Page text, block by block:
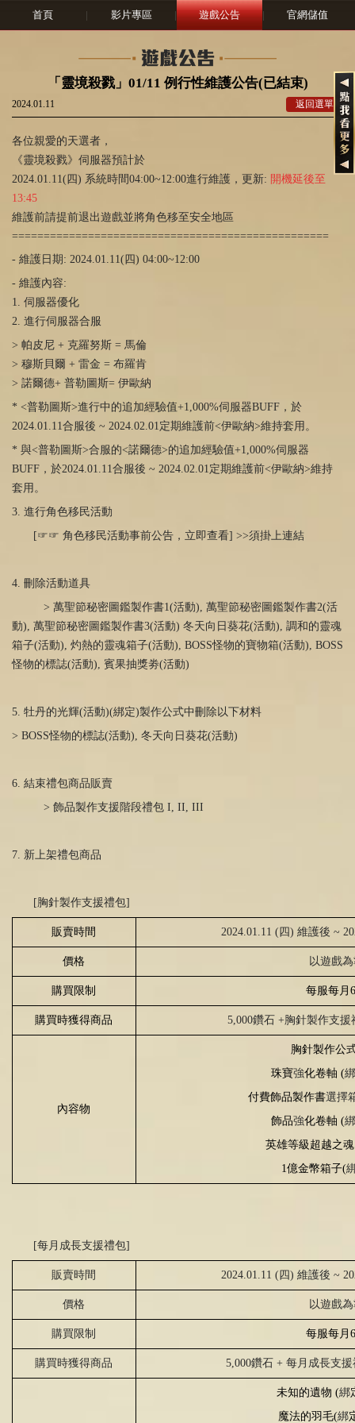
首頁 | 影片專區 | 遊戲公告 | 官網儲值
「靈境殺戮」01/11 例行性維護公告(已結束)
2024.01.11 返回選單
各位親愛的天選者，
《靈境殺戮》伺服器預計於
2024.01.11(四) 系統時間04:00~12:00進行維護，更新: 開機延後至
13:45
維護前請提前退出遊戲並將角色移至安全地區
==================================================
- 維護日期: 2024.01.11(四) 04:00~12:00
- 維護內容:
1. 伺服器優化
2. 進行伺服器合服
> 帕皮尼+ 克羅努斯= 馬倫
> 穆斯貝爾 + 雷金 = 布羅肯
> 諾爾德+ 普勒圖斯= 伊歐納
* <普勒圖斯>進行中的追加經驗值+1,000%伺服器BUFF，於
2024.01.11合服後 ~ 2024.02.01定期維護前<伊歐納>維持套用。
* 與<普勒圖斯>合服的<諾爾德>的追加經驗值+1,000%伺服器
BUFF，於2024.01.11合服後 ~ 2024.02.01定期維護前<伊歐納>維持
套用。
3. 進行角色移民活動
[☞☞ 角色移民活動事前公告，立即查看] >>須掛上連結
4. 刪除活動道具
> 萬聖節秘密圖鑑製作書1(活動), 萬聖節秘密圖鑑製作書2(活
動), 萬聖節秘密圖鑑製作書3(活動) 冬天向日葵花(活動), 調和的靈魂
箱子(活動), 灼熱的靈魂箱子(活動), BOSS怪物的寶物箱(活動), BOSS
怪物的標誌(活動), 賓果抽獎劵(活動)
5. 牡丹的光輝(活動)(綁定)製作公式中刪除以下材料
> BOSS怪物的標誌(活動), 冬天向日葵花(活動)
6. 結束禮包商品販賣
> 飾品製作支援階段禮包 I, II, III
7. 新上架禮包商品
[胸針製作支援禮包]
販賣時間 2024.01.11 (四) 維護後 ~
價格 以遊戲
購買限制 每服每月
購買時獲得商品 5,000鑽石+胸針製作支
內容物
胸針製作公
珠寶強化卷軸 (
付費飾品製作書選擇
飾品強化卷軸 (
英雄等級超越之魂
1億金幣箱子(
[每月成長支援禮包]
販賣時間 2024.01.11 (四) 維護後 ~
價格 以遊戲
購買限制 每服每月
購買時獲得商品 5,000鑽石+ 每月成長支
未知的遺物 (綁
魔法的羽毛(綁